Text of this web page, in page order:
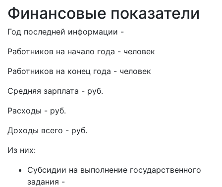
Финансовые показатели
Год последней информации -
Работников на начало года - человек
Работников на конец года - человек
Средняя зарплата - руб.
Расходы - руб.
Доходы всего - руб.
Из них:
Субсидии на выполнение государственного
задания -